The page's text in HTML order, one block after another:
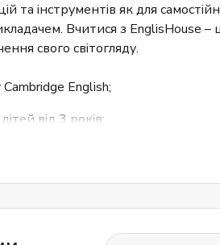
та інструментів як для
Вчитися з EnglisHouse –
свого світогляду.
English;
від 3 років;
CEFR;